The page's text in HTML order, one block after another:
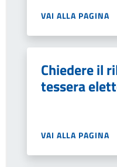
VAI ALLA PAGINA
Chiedere il
tessera
VAI ALLA PAGINA